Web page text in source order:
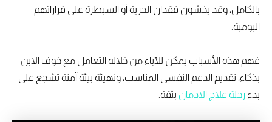
بالكامل، وقد يخشون فقدان الحرية أو السيطرة على قراراتهم
اليومية.
فهم هذه الأسباب يمكن للآباء من خلاله التعامل مع خوف الابن
بذكاء، تقديم الدعم النفسي المناسب، وتهيئة بيئة آمنة تشجع على
بدءرحلة علاج الادمانبثقة.